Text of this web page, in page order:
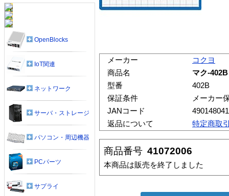
メーカー
コクヨ
商品名
マク-
型番
402B
保証条件
メーカー
JANコード
返品について
特定商取
商品番号 41072006
本商品は販売を終了しました
OpenBlocks
IoT関連
ネットワーク
サーバ・ストレージ
パソコン・周辺機器
PCパーツ
サプライ